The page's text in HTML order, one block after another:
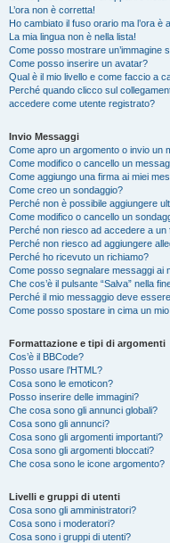
L’ora non è corretta!
Ho cambiato il fuso orario ma l’ora è
La mia lingua non è nella lista!
Come posso mostrare un’immagine
Come posso inserire un avatar?
Qual è il mio livello e come faccio a
Perché quando clicco sul
accedere come utente registrato?
Invio Messaggi
Come apro un argomento o invio un
Come modifico o cancello un
Come aggiungo una firma ai miei
Come creo un sondaggio?
Perché non è possibile aggiungere
Come modifico o cancello un
Perché non riesco ad accedere a un
Perché non riesco ad aggiungere
Perché ho ricevuto un richiamo?
Come posso segnalare messaggi ai
Che cos’è il pulsante “Salva” nella
Perché il mio messaggio deve
Come posso spostare in cima un
Formattazione e tipi di argomenti
Cos’è il BBCode?
Posso usare l’HTML?
Cosa sono le emoticon?
Posso inserire delle immagini?
Che cosa sono gli annunci globali?
Cosa sono gli annunci?
Cosa sono gli argomenti importanti?
Cosa sono gli argomenti bloccati?
Che cosa sono le icone argomento?
Livelli e gruppi di utenti
Cosa sono gli amministratori?
Cosa sono i moderatori?
Cosa sono i gruppi di utenti?